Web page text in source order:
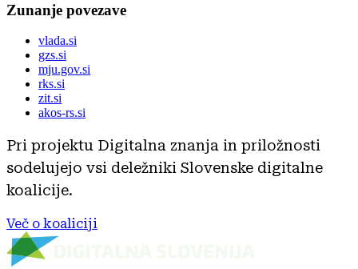
Zunanje povezave
vlada.si
gzs.si
mju.gov.si
rks.si
zit.si
akos-rs.si
Pri projektu Digitalna znanja in priložnosti
sodelujejo vsi deležniki Slovenske digitalne
koalicije.
Več o koaliciji